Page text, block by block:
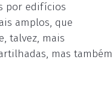
por edifícios
amplos, que
talvez, mais
mas também